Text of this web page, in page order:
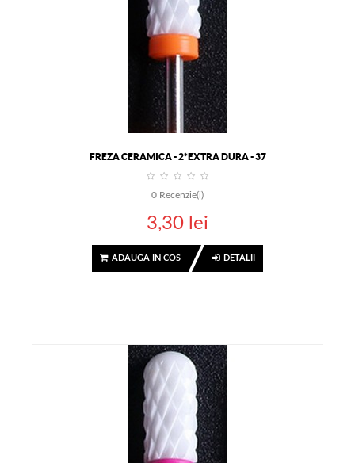
FREZA CERAMICA - 2*EXTRA DURA - 37
0 Recenzie(i)
3,30 lei
ADAUGA IN COS DETALII